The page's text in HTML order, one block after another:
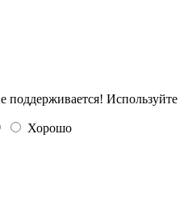
поддерживается! Используйте
Хорошо